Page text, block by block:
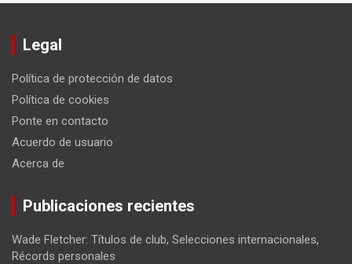
Legal
Política de protección de datos
Política de cookies
Ponte en contacto
Acuerdo de usuario
Acerca de
Publicaciones recientes
Wade Fletcher: Títulos de club, Selecciones internacionales,
Récords personales